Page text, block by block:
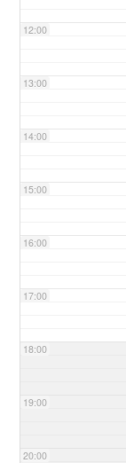
12:00
13:00
14:00
15:00
16:00
17:00
18:00
19:00
20:00